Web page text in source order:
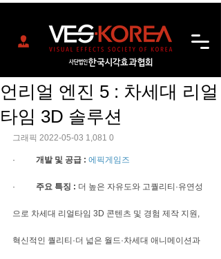
언리얼 엔진 5 : 차세대 리얼
타임 3D 솔루션
그래픽 2022-05-03 1,081 0
· 개발 및 공급 : 에픽게임즈
· 주요 특징 : 더 높은 자유도와 고퀄리티·유연성
으로 차세대 리얼타임 3D 콘텐츠 및 경험 제작 지원,
혁신적인 퀄리티·더 넓은 월드·차세대 애니메이션과